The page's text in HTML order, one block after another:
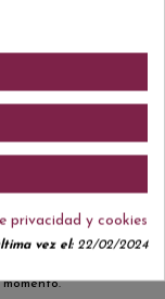
carácter marítimo. En
melocotón, especias
privacidad y cookies
vez el:22/02/2024